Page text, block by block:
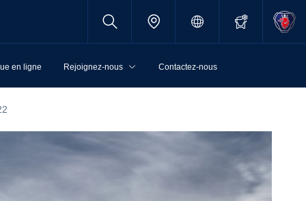
en ligne Rejoignez-nous Contactez-nous